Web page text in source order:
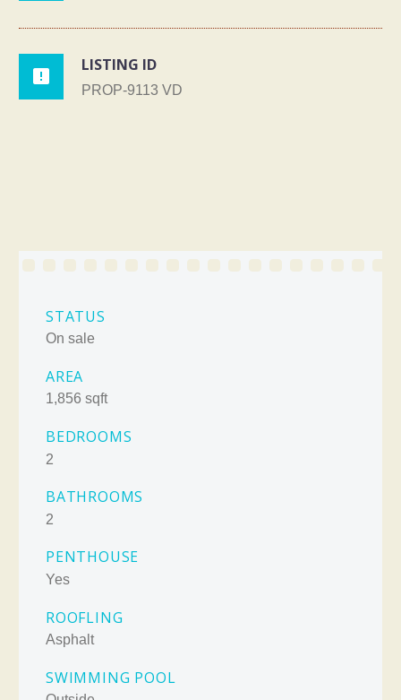

LISTING ID
PROP-9113 VD
STATUS
On sale
AREA
1,856 sqft
BEDROOMS
2
BATHROOMS
2
PENTHOUSE
Yes
ROOFLING
Asphalt
SWIMMING POOL